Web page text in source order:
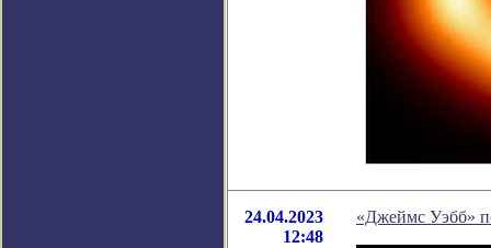
24.04.2023
12:48
«Джеймс Уэбб»